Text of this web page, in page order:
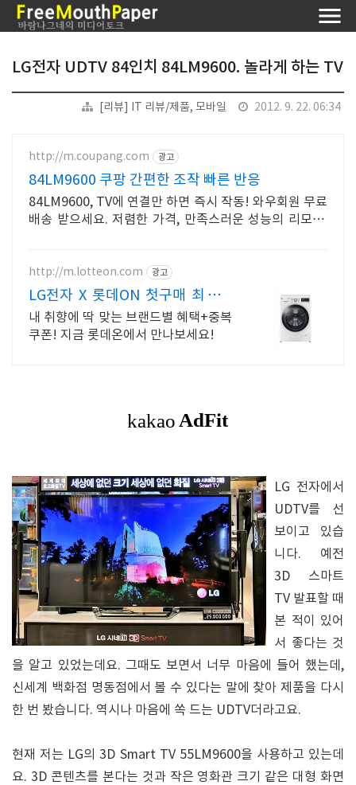
LG전자 UDTV 84인치 84LM9600. 놀라게 하는 TV
[리뷰] IT 리뷰/제품, 모바일 2012. 9. 22. 06:34
http://m.coupang.com 광고
84LM9600 쿠팡 간편한 조작 빠른 반응
84LM9600, TV에 연결만 하면 즉시 작동! 와우회원 무료
배송 받으세요. 저렴한 가격, 만족스러운 성능의 리모컨,
http://m.lotteon.com 광고
LG전자 X 롯데ON 첫구매 최대 5
천원 혜택!
내 취향에 딱 맞는 브랜드별 혜택+중복
쿠폰! 지금 롯데온에서 만나보세요!
LG 전자에서
UDTV를 선
보이고 있습
니다. 예전
3D 스마트
TV 발표할 때
본 적이 있어
서 좋다는 것
을 알고 있었는데요. 그때도 보면서 너무 마음에 들어 했는데,
신세계 백화점 명동점에서 볼 수 있다는 말에 찾아 제품을 다시
한 번 봤습니다. 역시나 마음에 쏙 드는 UDTV더라고요.
현재 저는 LG의 3D Smart TV 55LM9600을 사용하고 있는데
요. 3D 콘텐츠를 본다는 것과 작은 영화관 크기 같은 대형 화면